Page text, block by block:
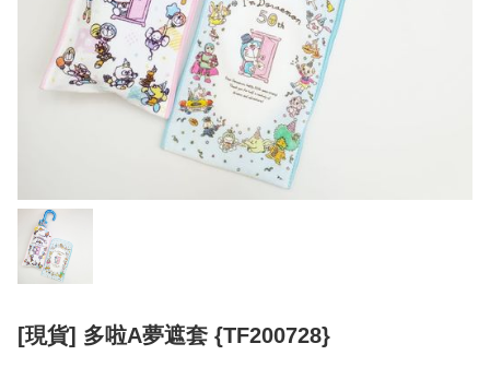
[現貨] 多啦A夢遮套 {TF200728}